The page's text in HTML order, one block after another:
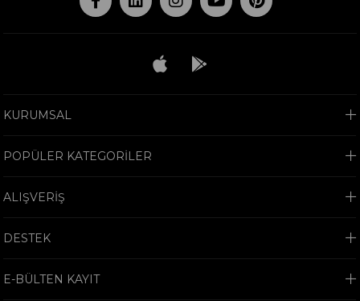
KURUMSAL
POPÜLER KATEGORİLER
ALIŞVERİŞ
DESTEK
E-BÜLTEN KAYIT